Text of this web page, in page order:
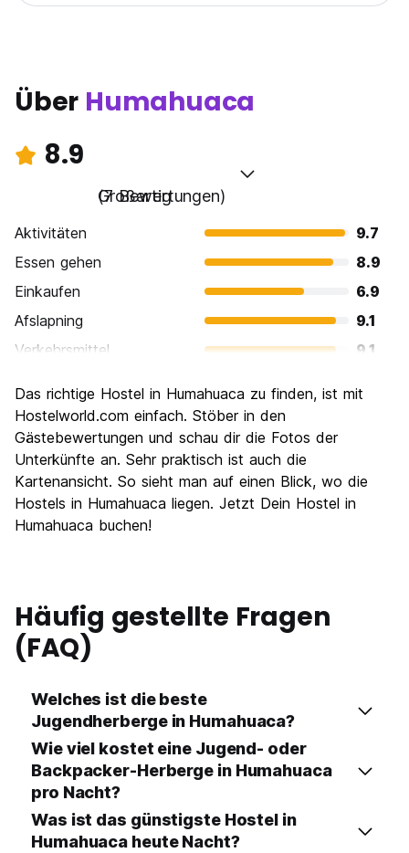
Über Humahuaca
8.9
Großartig
(7 Bewertungen)
Aktivitäten
9.7
Essen gehen
8.9
Einkaufen
6.9
Afslapning
9.1
Verkehrsmittel
9.1
Kultur
Nachtleben / Party
Preis-Leistungsverhältnis
Das richtige Hostel in Humahuaca zu finden, ist mit
Hostelworld.com einfach. Stöber in den
Gästebewertungen und schau dir die Fotos der
Unterkünfte an. Sehr praktisch ist auch die
Kartenansicht. So sieht man auf einen Blick, wo die
Hostels in Humahuaca liegen. Jetzt Dein Hostel in
Humahuaca buchen!
Häufig gestellte Fragen
(FAQ)
Welches ist die beste
Jugendherberge in Humahuaca?
Wie viel kostet eine Jugend- oder
Backpacker-Herberge in Humahuaca
pro Nacht?
Was ist das günstigste Hostel in
Humahuaca heute Nacht?